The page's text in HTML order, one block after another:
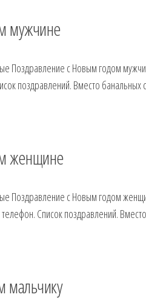
мужчине
Поздравление с Новым годом
поздравлений. Вместо
женщине
Поздравление с Новым годом
Список поздравлений.
мальчику